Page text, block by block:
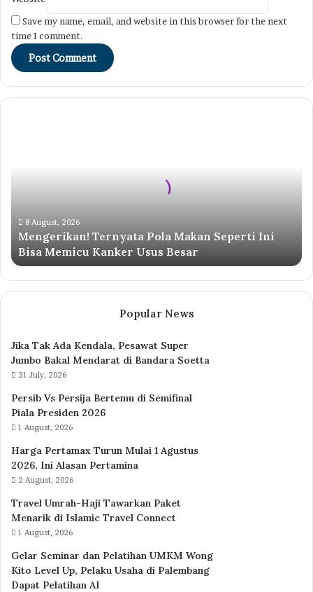
Save my name, email, and website in this browser for the next
time I comment.
Memicu
Kanker
Usus
Besar
8 August, 2026
Mengerikan! Ternyata Pola Makan Seperti Ini
Bisa Memicu Kanker Usus Besar
Popular News
Jika Tak Ada Kendala, Pesawat Super
Jumbo Bakal Mendarat di Bandara Soetta
31 July, 2026
Persib Vs Persija Bertemu di Semifinal
Piala Presiden 2026
1 August, 2026
Harga Pertamax Turun Mulai 1 Agustus
2026, Ini Alasan Pertamina
2 August, 2026
Travel Umrah-Haji Tawarkan Paket
Menarik di Islamic Travel Connect
1 August, 2026
Gelar Seminar dan Pelatihan UMKM Wong
Kito Level Up, Pelaku Usaha di Palembang
Dapat Pelatihan AI